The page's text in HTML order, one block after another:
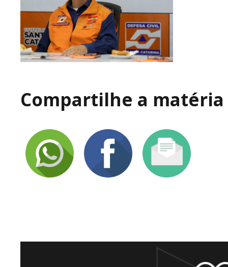
Compartilhe a